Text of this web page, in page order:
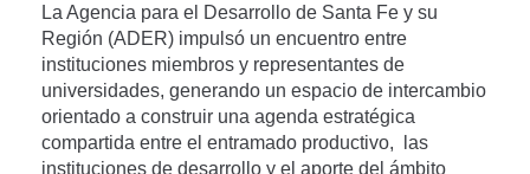
La Agencia para el Desarrollo de Santa Fe y su
Región (ADER) impulsó un encuentro entre
instituciones miembros y representantes de
universidades, generando un espacio de intercambio
orientado a construir una agenda estratégica
compartida entre el entramado productivo, las
instituciones de desarrollo y el aporte del ámbito